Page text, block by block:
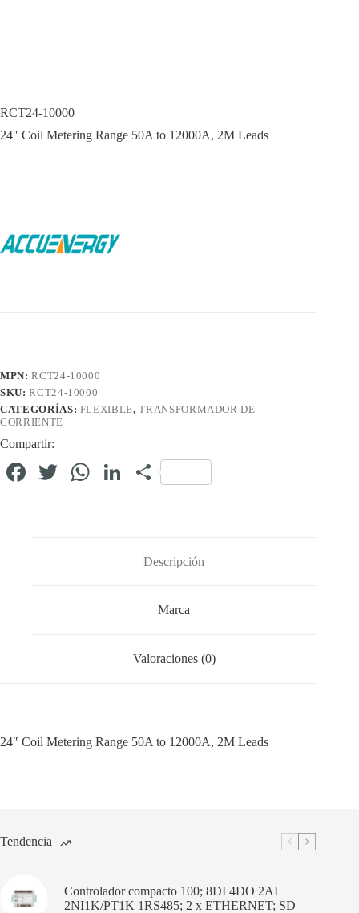
RCT24-10000
24″ Coil Metering Range 50A to 12000A, 2M Leads
MPN:RCT24-10000
SKU:RCT24-10000
CATEGORÍAS: FLEXIBLE,TRANSFORMADOR DE
CORRIENTE
Compartir:
Fa T
W
Li C
rti
r
Descripción
Marca
Valoraciones (0)
24″ Coil Metering Range 50A to 12000A, 2M Leads
Tendencia
Controlador compacto 100; 8DI 4DO 2AI
2NI1K/PT1K 1RS485; 2 x ETHERNET; SD